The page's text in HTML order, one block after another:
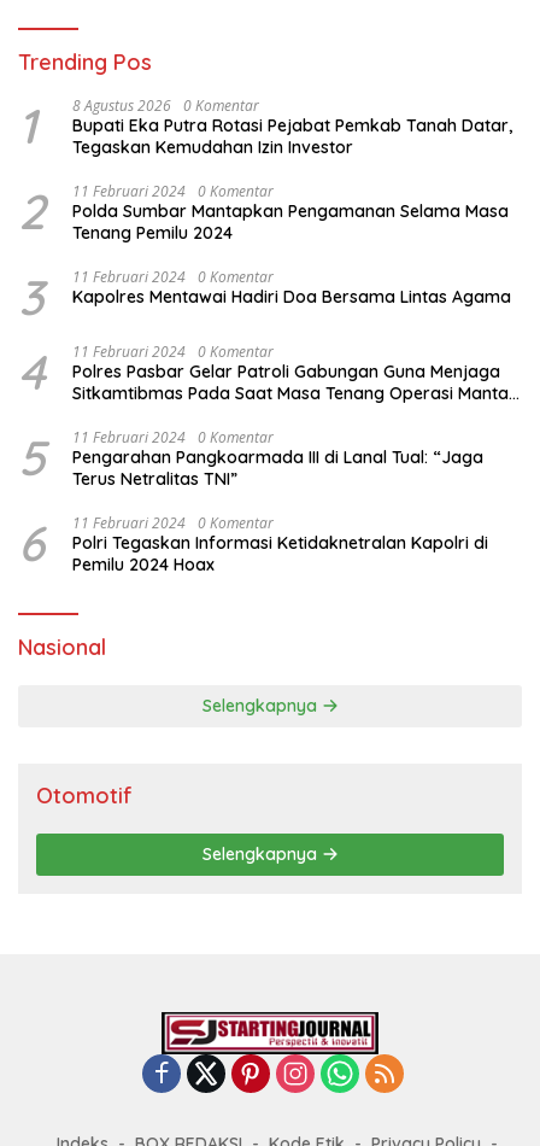
Trending Pos
1 8 Agustus 2026 0 Komentar
Bupati Eka Putra Rotasi Pejabat Pemkab Tanah Datar,
Tegaskan Kemudahan Izin Investor
2 11 Februari 2024 0 Komentar
Polda Sumbar Mantapkan Pengamanan Selama Masa
Tenang Pemilu 2024
3 11 Februari 2024 0 Komentar
Kapolres Mentawai Hadiri Doa Bersama Lintas Agama
4 11 Februari 2024 0 Komentar
Polres Pasbar Gelar Patroli Gabungan Guna Menjaga
Sitkamtibmas Pada Saat Masa Tenang Operasi Mantap
5 11 Februari 2024 0 Komentar
Pengarahan Pangkoarmada III di Lanal Tual: “Jaga
Terus Netralitas TNI”
6 11 Februari 2024 0 Komentar
Polri Tegaskan Informasi Ketidaknetralan Kapolri di
Pemilu 2024 Hoax
Nasional
Selengkapnya
Otomotif
Selengkapnya